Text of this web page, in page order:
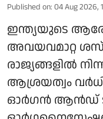
Published on: 04 Aug 2026,
ഇന്ത്യയുടെ
അവയവമാറ്റ
രാജ്യങ്ങളിൽ
ആശ്രയത്വം
ഓർഗൻ ആൻഡ്